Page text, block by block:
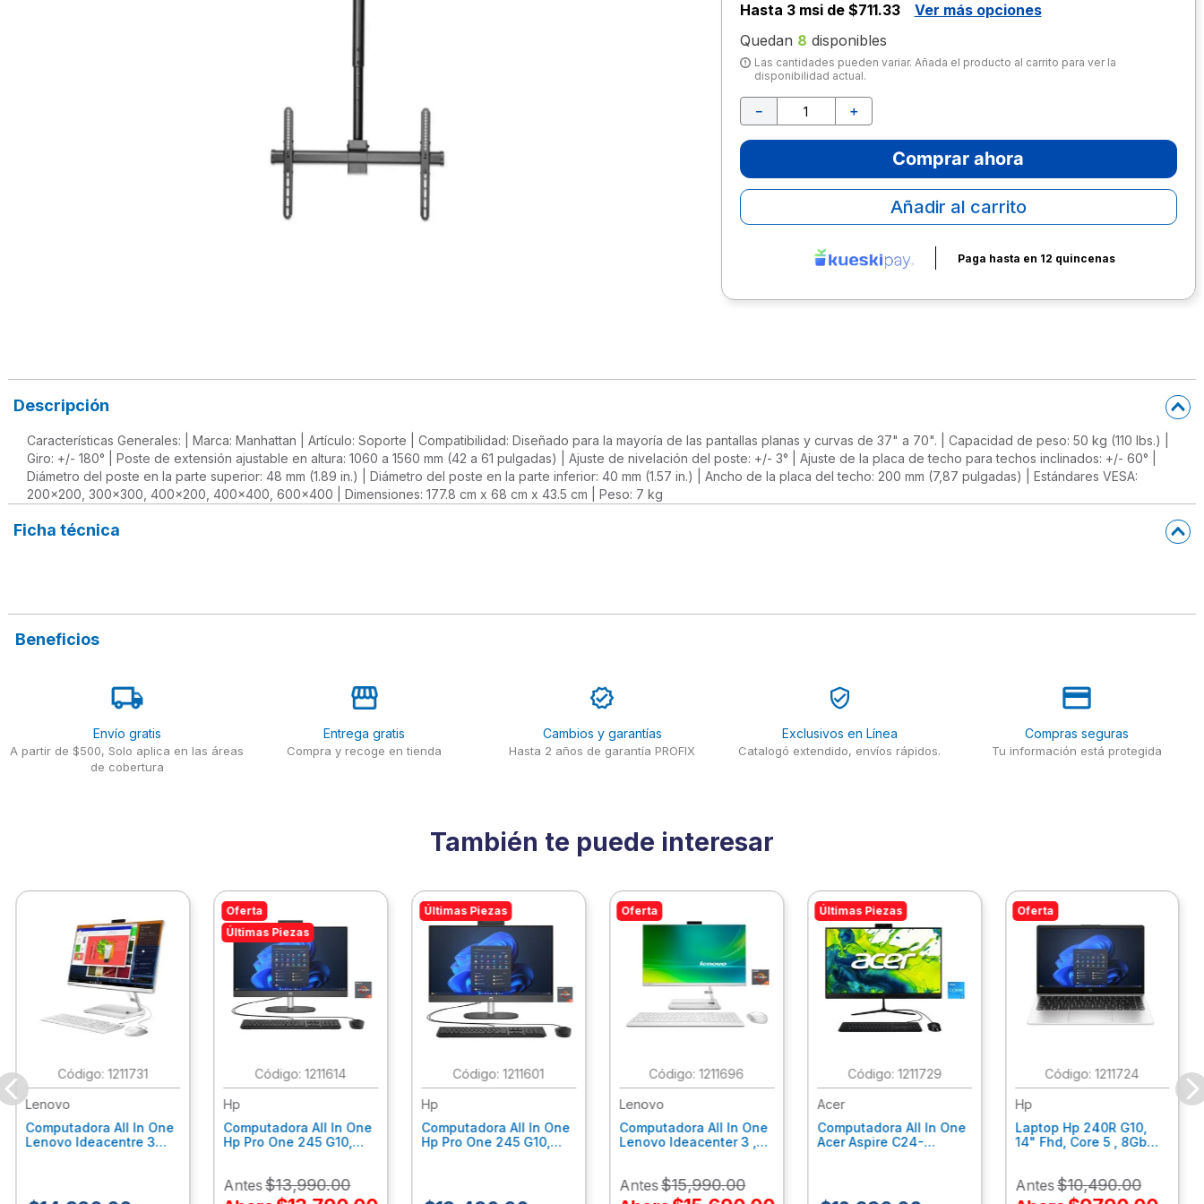
Hasta 3 msi de $711.33
Ver más opciones
Quedan 8 disponibles
Las cantidades pueden variar. Añada el producto al carrito para ver la
disponibilidad actual.
＋
－
Comprar ahora
Añadir al carrito
Paga hasta en 12 quincenas
Descripción
Características Generales: | Marca: Manhattan | Artículo: Soporte | Compatibilidad: Diseñado para la mayoría de las pantallas planas y curvas de 37" a 70". | Capacidad de peso: 50 kg (110 lbs.) |
Giro: +/- 180° | Poste de extensión ajustable en altura: 1060 a 1560 mm (42 a 61 pulgadas) | Ajuste de nivelación del poste: +/- 3° | Ajuste de la placa de techo para techos inclinados: +/- 60° |
Diámetro del poste en la parte superior: 48 mm (1.89 in.) | Diámetro del poste en la parte inferior: 40 mm (1.57 in.) | Ancho de la placa del techo: 200 mm (7,87 pulgadas) | Estándares VESA:
200x200, 300x300, 400x200, 400x400, 600x400 | Dimensiones: 177.8 cm x 68 cm x 43.5 cm | Peso: 7 kg
Ficha técnica
Beneficios
Envío gratis
A partir de $500, Solo aplica en las áreas
de cobertura
Entrega gratis
Compra y recoge en tienda
Cambios y garantías
Hasta 2 años de garantía PROFIX
Exclusivos en Línea
Catalogó extendido, envíos rápidos.
Compras seguras
Tu información está protegida
También te puede interesar
:1211731
Lenovo
Computadora All In One
Lenovo Ideacentre 3
F0G1014Ald
Oferta
Últimas Piezas
:1211614
Hp
Computadora All In One
Hp Pro One 245 G10,
Fhd, Win11Home
9P7K6La
Antes$13,990.00
Últimas Piezas
:1211601
Hp
Computadora All In One
Hp Pro One 245 G10,
9P7K5La
Oferta
:1211696
Lenovo
Computadora All In One
Lenovo Ideacenter 3 ,
Fhd, Win11 Home
F0G1014Nld
Antes$15,990.00
Últimas Piezas
: 1211729
Acer
Computadora All In One
Acer Aspire C24-
Dq.Bmjal.002
Oferta
:1211724
Hp
Laptop Hp 240R G10,
14" Fhd, Core 5 , 8Gb
Antes$10,490.00